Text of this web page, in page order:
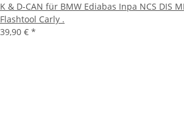
K & D-CAN für BMW Ediabas Inpa NCS DIS
Flashtool Carly .
39,90 € *